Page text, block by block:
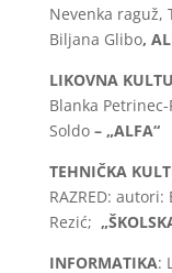
Nevenka raguž,
Biljana Glibo,
LIKOVNA
Blanka
Soldo – „ALFA“
TEHNIČKA
RAZRED:
Rezić;
INFORMATIKA: